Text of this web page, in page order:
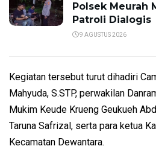
Polsek Meurah
Patroli Dialogis
9 AGUSTUS 2026
Kegiatan tersebut turut dihadiri
Mahyuda, S.STP, perwakilan
Mukim Keude Krueng Geukueh
Taruna Safrizal, serta para ketua
Kecamatan Dewantara.